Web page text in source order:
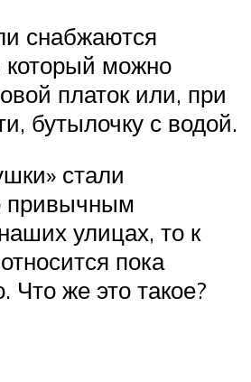
снабжаются
можно
платок или, при
бутылочку с водой.
стали
привычным
улицах, то к
пока
Что же это такое?